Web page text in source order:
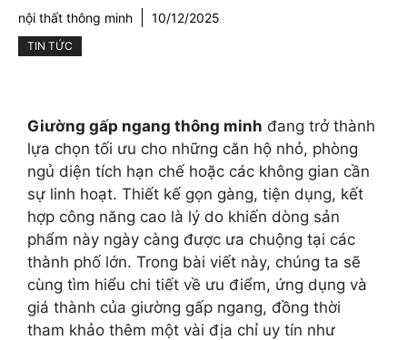
nội thất thông minh 10/12/2025
TIN TỨC
Giường gấp ngang thông minh đang trở thành
lựa chọn tối ưu cho những căn hộ nhỏ, phòng
ngủ diện tích hạn chế hoặc các không gian cần
sự linh hoạt. Thiết kế gọn gàng, tiện dụng, kết
hợp công năng cao là lý do khiến dòng sản
phẩm này ngày càng được ưa chuộng tại các
thành phố lớn. Trong bài viết này, chúng ta sẽ
cùng tìm hiểu chi tiết về ưu điểm, ứng dụng và
giá thành của giường gấp ngang, đồng thời
tham khảo thêm một vài địa chỉ uy tín như